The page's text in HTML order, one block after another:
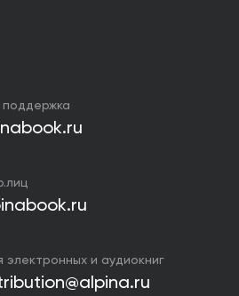
поддержка
электронных и аудиокниг